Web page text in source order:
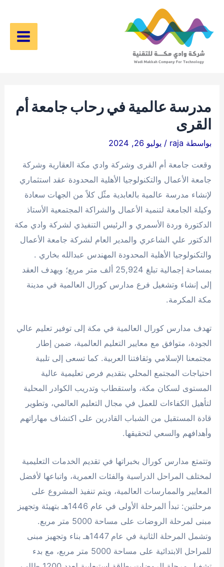
المحتوى
Main
مدرسة عالمية في رحاب جامعة أم
القرى​
بواسطة raja
/ يوليو 26, 2024
وقعت جامعة أم القرى وشركة وادي مكة العقارية وشركة
جامعة الأعمال والتكنولوجيا الأهلية المحدودة عقد استثماري
لإنشاء مدرسة عالمية بالعابدية مثّل كلاً من الجهات سعادة
وكيلة الجامعة لتنمية الأعمال والشراكة المجتمعية الأستاذ
الدكتورة وردة الأسمري و الرئيس التنفيذي لشركة وادي مكة
الدكتور علي الشاعري والمدير العام لشركة جامعة الأعمال
والتكنولوجيا الأهلية المحدودة المهندس عبدالله بخاري .
بمساحة إجمالية تبلغ 25,924 ألف متر مربع؛ ويهدف العقد
إلى إنشاء وتشغيل فرع مدارس كورال العالمية في مدينة
مكة المكرمة.​
تهدف مدارس كورال العالمية في مكة إلى توفير تعليم عالي
الجودة، متوافق مع معايير التعليم العالمية، ضمن إطار
مجتمعنا الإسلامي وثقافتنا العربية. كما تسعى إلى تلبية
احتياجات المجتمع المحلي بتقديم فرص تعليمية عالية
المستوى لسكان مكة، واستقطاب وتدريب الكوادر المحلية
لتأهيل الكفاءات للعمل في مجال التعليم العالمي، وتطوير
قادة المستقبل من الشباب القادرين على اكتشاف مهاراتهم
وأهدافهم والسعي لتحقيقها.​
وتتمتع مدارس كورال بخبراتها في تقديم الخدمات التعليمية
لمختلف المراحل الدراسية والفئات العمرية، واتباعها لأفضل
المعايير والممارسات العالمية، ويتم تنفيذ المشروع على
مرحلتين: تبدأ المرحلة الأولى في عام 1446هـ بتهيئة وتجهيز
مبنى لمرحلة الروضات على مساحة 5000 متر مربع.
وتشمل المرحلة الثانية في عام 1447هـ بناء وتجهيز مبنى
للمراحل الابتدائية على مساحة 5000 متر مربع، مع بدء